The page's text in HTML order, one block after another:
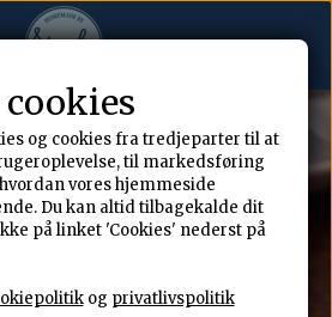
Hjem
til din fest
Om
og cookies fra tredjeparter til at
til markedsføring
vores hjemmeside
Du kan altid tilbagekalde dit
på linket 'Cookies' nederst på
og privatlivspolitik